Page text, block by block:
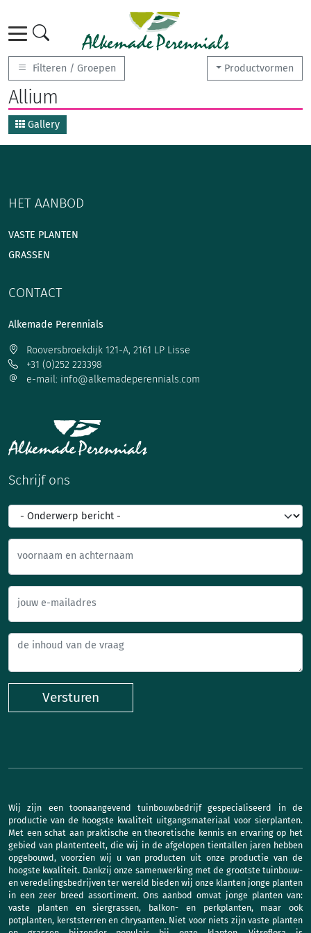
Productvormen
Filteren / Groepen
Allium
Gallery
HET AANBOD
VASTE PLANTEN
GRASSEN
CONTACT
Alkemade Perennials
Rooversbroekdijk 121-A, 2161 LP Lisse
+31 (0)252 223398
e-mail: info@alkemadeperennials.com
Schrijf ons
voornaam en achternaam
jouw e-mailadres
Versturen
Wij zijn een toonaangevend tuinbouwbedrijf gespecialiseerd in de
productie van de hoogste kwaliteit uitgangsmateriaal voor sierplanten.
Met een schat aan praktische en theoretische kennis en ervaring op het
gebied van plantenteelt, die wij in de afgelopen tientallen jaren hebben
opgebouwd, voorzien wij u van producten uit onze productie van de
hoogste kwaliteit. Dankzij onze samenwerking met de grootste tuinbouw-
en veredelingsbedrijven ter wereld bieden wij onze klanten jonge planten
in een zeer breed assortiment. Ons aanbod omvat jonge planten van:
vaste planten en siergrassen, balkon- en perkplanten, maar ook
potplanten, kerststerren en chrysanten. Niet voor niets zijn vaste planten